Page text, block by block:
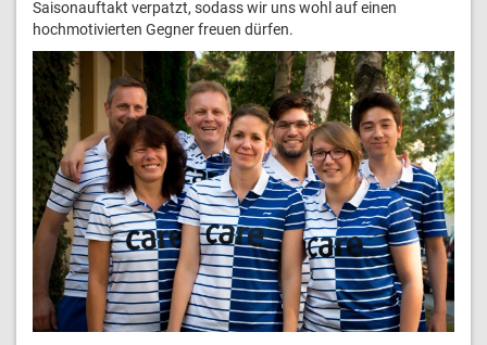
Saisonauftakt verpatzt, sodass wir uns wohl auf einen
hochmotivierten Gegner freuen dürfen.